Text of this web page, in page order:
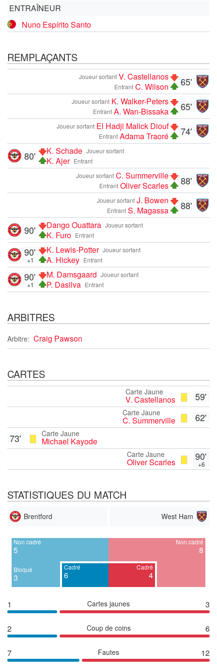
ENTRAÎNEUR
Nuno Espírito Santo
REMPLAÇANTS
65'
Joueur sortant V. Castellanos
Entrant C. Wilson
65'
Joueur sortant K. Walker-Peters
Entrant A. Wan-Bissaka
74'
Joueur sortant El Hadji Malick Diouf
Entrant Adama Traoré
Joueur sortant
K. Schade
Entrant
K. Ajer
80'
88'
Joueur sortant C. Summerville
Entrant Oliver Scarles
88'
Joueur sortant J. Bowen
Entrant S. Magassa
Joueur sortant
Dango Ouattara
Entrant
K. Furo
90'
Joueur sortant
K. Lewis-Potter
Entrant
A. Hickey
90'
+1
Joueur sortant
M. Damsgaard
Entrant
P. Dasilva
90'
+1
ARBITRES
Arbitre: Craig Pawson
CARTES
59'
Carte Jaune
V. Castellanos
62'
Carte Jaune
C. Summerville
Carte Jaune
Michael Kayode
73'
90'
+6
Carte Jaune
Oliver Scarles
STATISTIQUES DU MATCH
Brentford West Ham
Non cadré
5
Bloqué
3
Cadré
6
Cadré
4
Non cadré
8
1 Cartes jaunes 3
2 Coup de coins 6
7 Fautes 12